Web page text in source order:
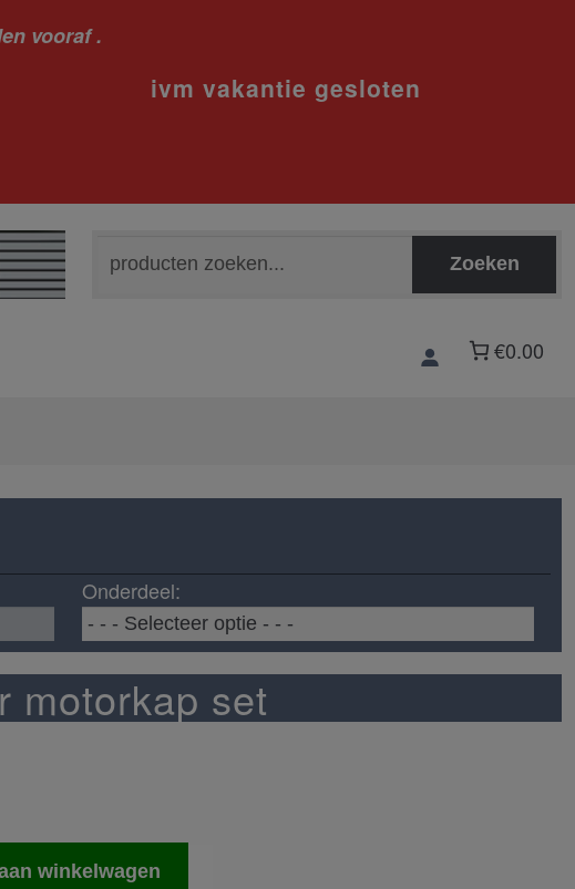
vooraf .
naar:
Zoeken
€0.00
Onderdeel:
motorkap set
winkelwagen